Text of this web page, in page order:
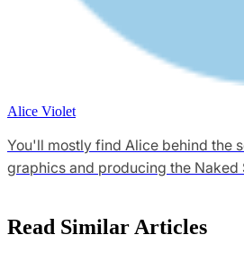
Alice Violet
You'll mostly find Alice behind the
graphics and producing the Naked
Read Similar Articles